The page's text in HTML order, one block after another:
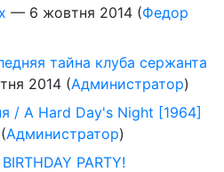
— 6 жовтня 2014 (Федор
тайна клуба сержанта
2014 (Администратор)
/ A Hard Day's Night [1964]
(Администратор)
PARTY!